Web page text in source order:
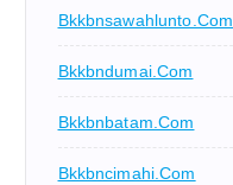
Bkkbnsawahlunto.com
Bkkbndumai.com
Bkkbnbatam.com
Bkkbncimahi.com